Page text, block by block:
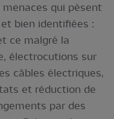
menaces qui pèsent
bien identifiées :
ce malgré la
électrocutions sur
câbles électriques,
et réduction de
par des